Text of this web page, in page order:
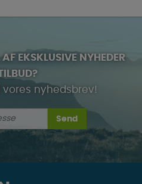
EKSKLUSIVE NYHEDER
nyhedsbrev!
Send